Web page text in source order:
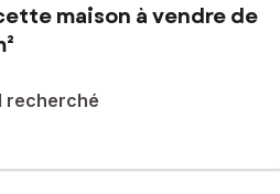
maison à vendre de
recherché
terrain de 766 m2 entièrement